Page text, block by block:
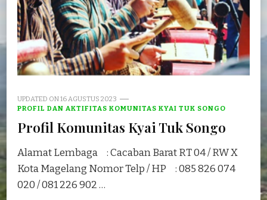
UPDATED ON16 AGUSTUS 2023
PROFIL DAN AKTIFITAS KOMUNITAS KYAI TUK SONGO
Profil Komunitas Kyai Tuk Songo
Alamat Lembaga : Cacaban Barat RT 04 / RW X
Kota Magelang Nomor Telp / HP : 085 826 074
020 / 081 226 902 …